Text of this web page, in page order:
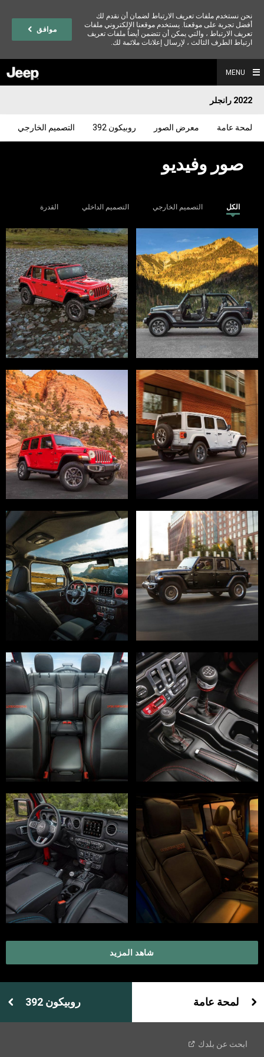
نحن نستخدم ملفات تعريف الارتباط لضمان أن نقدم لك
أفضل تجربة على موقعنا. يستخدم موقعنا الإلكتروني ملفات
تعريف الارتباط ، والتي يمكن أن تتضمن أيضاً ملفات تعريف
ارتباط الطرف الثالث ، لإرسال إعلانات ملائمة لك.
موافق
MENU
2022 رانجلر
لمحة عامة معرض الصور روبيكون 392 التصميم الخارجي
صور وفيديو
الكل التصميم الخارجي التصميم الداخلي القدرة
شاهد المزيد
لمحة عامة روبيكون 392
ابحث عن بلدك